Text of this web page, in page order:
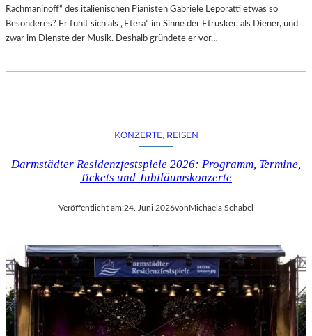
Rachmaninoff“ des italienischen Pianisten Gabriele Leporatti etwas so
Besonderes? Er fühlt sich als „Etera“ im Sinne der Etrusker, als Diener, und
zwar im Dienste der Musik. Deshalb gründete er vor…
KONZERTE, REISEN
Darmstädter Residenzfestspiele 2026: Programm, Termine,
Tickets und Jubiläumskonzerte
Veröffentlicht am:24. Juni 2026vonMichaela Schabel